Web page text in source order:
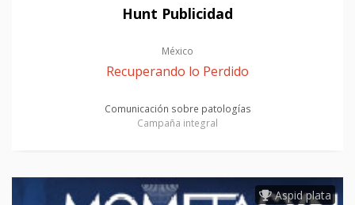
Hunt Publicidad
México
Recuperando lo Perdido
Comunicación sobre patologías
Campaña integral
Aspid plata